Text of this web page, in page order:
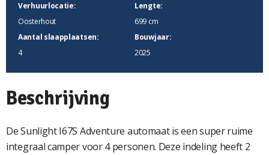
Verhuurlocatie:
Oosterhout
Lengte:
699 cm
Aantal slaapplaatsen:
4
Bouwjaar:
2025
Beschrijving
De Sunlight I67S Adventure automaat is een super ruime
integraal camper voor 4 personen. Deze indeling heeft 2